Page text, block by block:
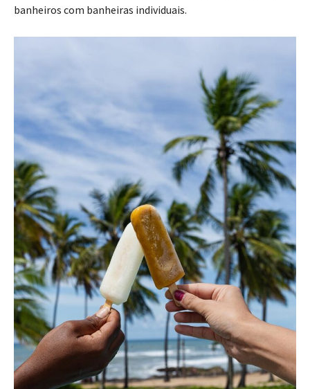
banheiros com banheiras individuais.